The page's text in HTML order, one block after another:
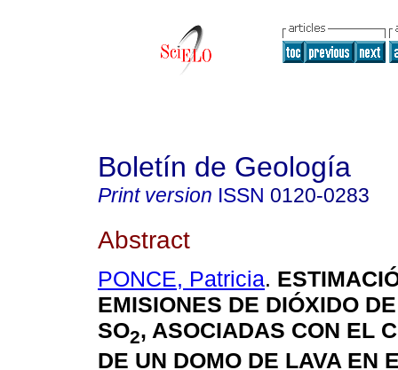
Boletín de Geología
Print version ISSN 0120-0283
Abstract
PONCE, Patricia.
EMISIONES DE DIÓXIDO
SO2, ASOCIADAS CON EL
DE UN DOMO DE LAVA EN